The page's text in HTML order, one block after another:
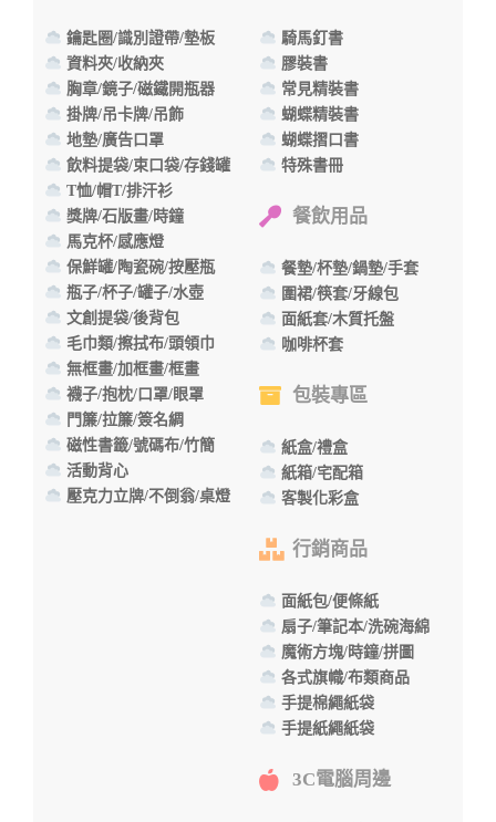
鑰匙圈/識別證帶/墊板
資料夾/收納夾
胸章/鏡子/磁鐵開瓶器
掛牌/吊卡牌/吊飾
地墊/廣告口罩
飲料提袋/束口袋/存錢罐
T恤/帽T/排汗衫
獎牌/石版畫/時鐘
馬克杯/感應燈
保鮮罐/陶瓷碗/按壓瓶
瓶子/杯子/罐子/水壺
文創提袋/後背包
毛巾類/擦拭布/頭領巾
無框畫/加框畫/框畫
襪子/抱枕/口罩/眼罩
門簾/拉簾/簽名綢
磁性書籤/號碼布/竹簡
活動背心
壓克力立牌/不倒翁/桌燈
騎馬釘書
膠裝書
常見精裝書
蝴蝶精裝書
蝴蝶摺口書
特殊書冊
餐飲用品
餐墊/杯墊/鍋墊/手套
圍裙/筷套/牙線包
面紙套/木質托盤
咖啡杯套
包裝專區
紙盒/禮盒
紙箱/宅配箱
客製化彩盒
行銷商品
面紙包/便條紙
扇子/筆記本/洗碗海綿
魔術方塊/時鐘/拼圖
各式旗幟/布類商品
手提棉繩紙袋
手提紙繩紙袋
3C電腦周邊